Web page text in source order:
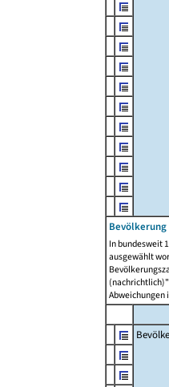
In bundesweit
ausgewählt
Abweichungen